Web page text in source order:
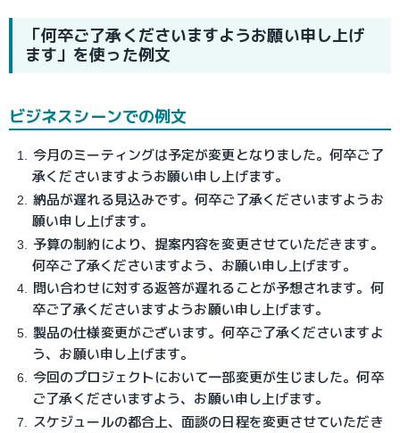
「何卒ご了承くださいますようお願い申し上げ
ます」を使った例文
ビジネスシーンでの例文
今月のミーティングは予定が変更となりました。何卒ご了
承くださいますようお願い申し上げます。
納品が遅れる見込みです。何卒ご了承くださいますようお
願い申し上げます。
予算の制約により、提案内容を変更させていただきます。
何卒ご了承くださいますよう、お願い申し上げます。
問い合わせに対する返答が遅れることが予想されます。何
卒ご了承くださいますようお願い申し上げます。
製品の仕様変更がございます。何卒ご了承くださいますよ
う、お願い申し上げます。
今回のプロジェクトにおいて一部変更が生じました。何卒
ご了承くださいますよう、お願い申し上げます。
スケジュールの都合上、面談の日程を変更させていただき